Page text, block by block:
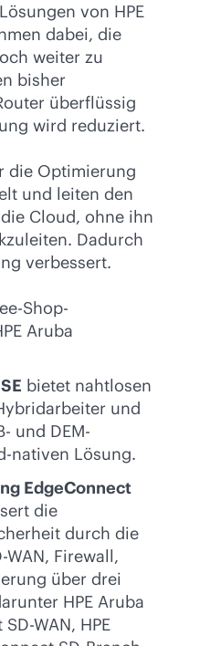
von HPE
dabei, die
weiter zu
bisher
überflüssig
wird reduziert.
die Optimierung
und leiten den
Cloud, ohne ihn
Dadurch
verbessert.
Shop-
Aruba
bietet nahtlosen
und
und DEM-
nativen Lösung.
EdgeConnect
die
durch die
WAN, Firewall,
über drei
HPE Aruba
SD-WAN, HPE